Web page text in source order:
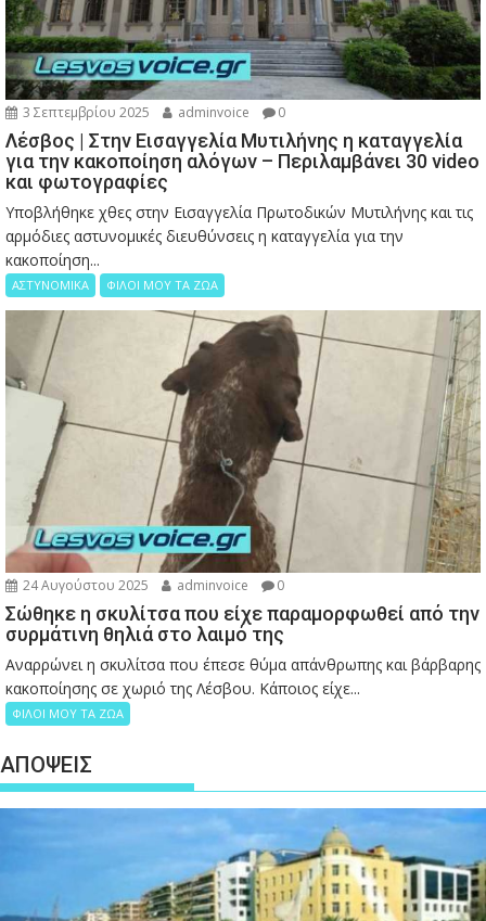
3 Σεπτεμβρίου 2025 adminvoice 0
Λέσβος | Στην Εισαγγελία Μυτιλήνης η καταγγελία
για την κακοποίηση αλόγων – Περιλαμβάνει 30 video
και φωτογραφίες
Υποβλήθηκε χθες στην Εισαγγελία Πρωτοδικών Μυτιλήνης και τις
αρμόδιες αστυνομικές διευθύνσεις η καταγγελία για την
κακοποίηση...
ΑΣΤΥΝΟΜΙΚΑ ΦΙΛΟΙ ΜΟΥ ΤΑ ΖΩΑ
24 Αυγούστου 2025 adminvoice 0
Σώθηκε η σκυλίτσα που είχε παραμορφωθεί από την
συρμάτινη θηλιά στο λαιμό της
Αναρρώνει η σκυλίτσα που έπεσε θύμα απάνθρωπης και βάρβαρης
κακοποίησης σε χωριό της Λέσβου. Κάποιος είχε...
ΦΙΛΟΙ ΜΟΥ ΤΑ ΖΩΑ
ΑΠΟΨΕΙΣ